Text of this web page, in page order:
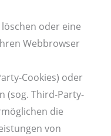
oder eine
Webbrowser
Cookies) oder
(sog. Third-Party-
die
von